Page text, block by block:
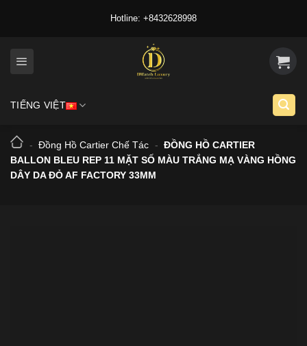
Hotline: +8432628998
TIẾNG VIỆT
- Đồng Hồ Cartier Chế Tác - ĐỒNG HỒ CARTIER
BALLON BLEU REP 11 MẶT SỐ MÀU TRẮNG MẠ VÀNG HỒNG
DÂY DA ĐỎ AF FACTORY 33MM